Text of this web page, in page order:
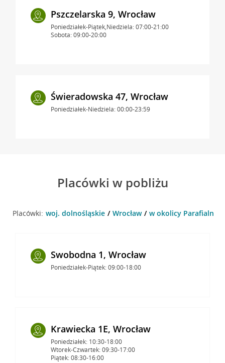
Pszczelarska 9, Wrocław
Poniedziałek-Piątek,Niedziela: 07:00-21:00
Sobota: 09:00-20:00
Świeradowska 47, Wrocław
Poniedziałek-Niedziela: 00:00-23:59
Placówki w pobliżu
Placówki: woj. dolnośląskie Wrocław w okolicy Parafialna
Swobodna 1, Wrocław
Poniedziałek-Piątek: 09:00-18:00
Krawiecka 1E, Wrocław
Poniedziałek: 10:30-18:00
Wtorek-Czwartek: 09:30-17:00
Piątek: 08:30-16:00